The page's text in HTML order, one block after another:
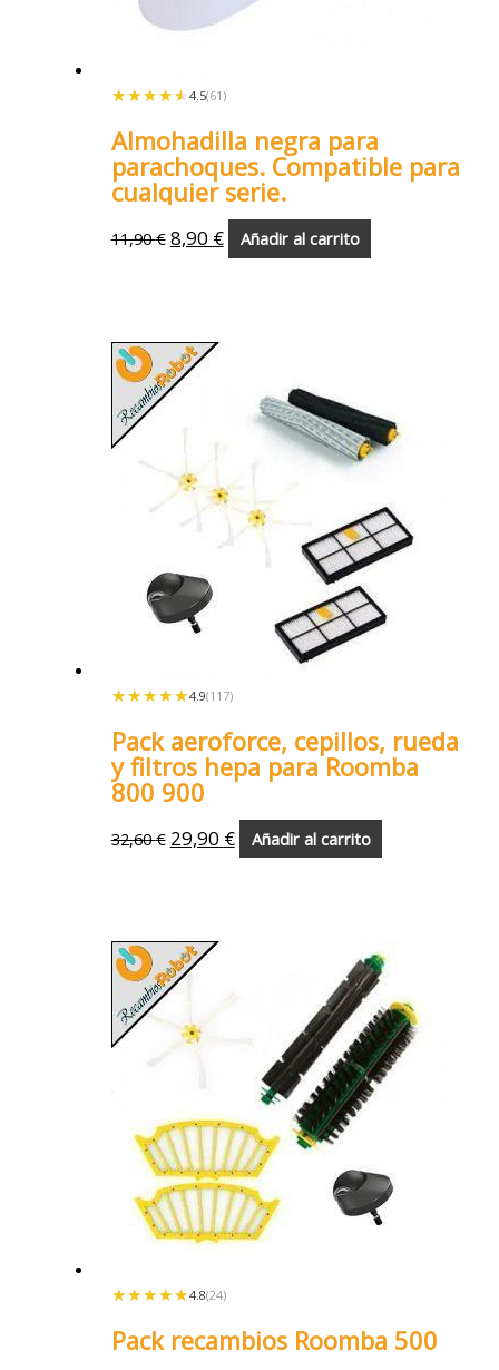
★★★★★
★★★★★ 4.5(61)
Almohadilla negra para
parachoques. Compatible para
cualquier serie.
11,90€ 8,90 € Añadir al carrito
★★★★★
★★★★★4.9(117)
Pack aeroforce, cepillos, rueda
y filtros hepa para Roomba
800 900
32,60€ 29,90 € Añadir al carrito
★★★★★
★★★★★ 4.8(24)
Pack recambios Roomba 500